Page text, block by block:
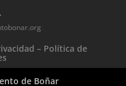
– Política de
de Boñar